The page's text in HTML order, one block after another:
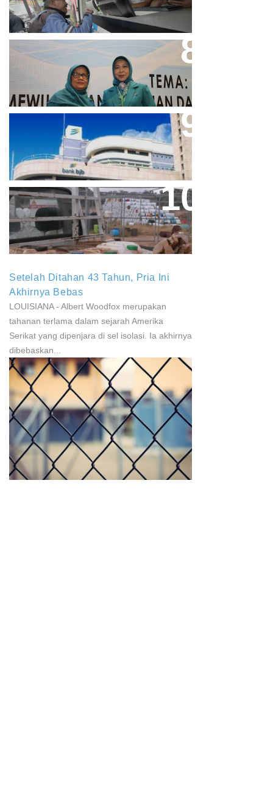
Perpres No.99/2017 Bisa Jadi
Acuan Semangat Pengabdian
PKK
Aher Minta Pemerintah Pusat
Masukan Kembali BJB Sebagai
Penyalur KUR
Paparan Pestisida Sebabkan
Parkinson Dan Kanker
Setelah Ditahan 43 Tahun, Pria Ini
Akhirnya Bebas
LOUISIANA - Albert Woodfox merupakan
tahanan terlama dalam sejarah Amerika
Serikat yang dipenjara di sel isolasi. Ia akhirnya
dibebaskan...